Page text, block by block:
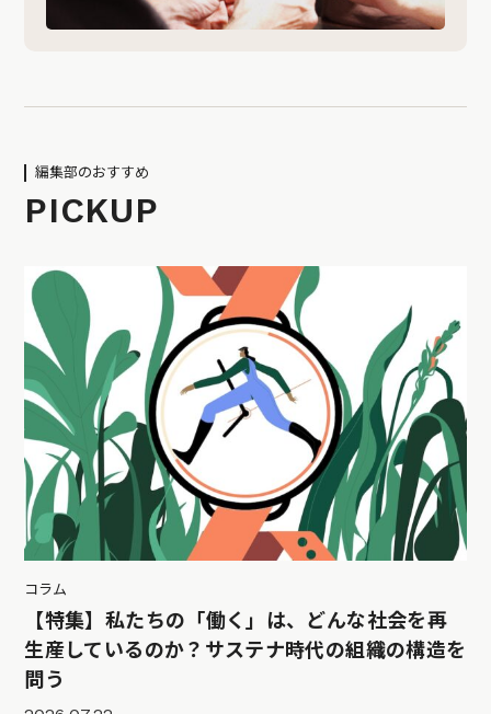
編集部のおすすめ
PICKUP
コラム
【特集】私たちの「働く」は、どんな社会を再
生産しているのか？サステナ時代の組織の構造を
問う